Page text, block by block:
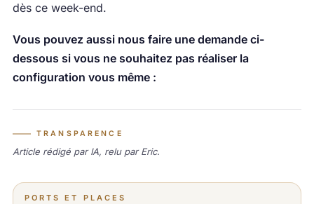
dès ce week-end.
Vous pouvez aussi nous faire une demande ci-
dessous si vous ne souhaitez pas réaliser la
configuration vous même :
TRANSPARENCE
Article rédigé par IA, relu par Eric.
PORTS ET PLACES